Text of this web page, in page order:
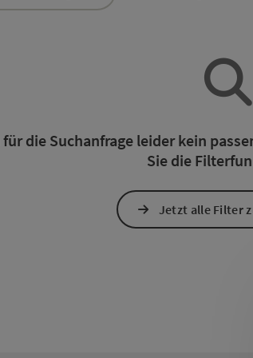
die Suchanfrage leider kein
Sie die
Jetzt alle Filter